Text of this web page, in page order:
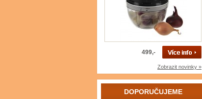
499,-
Zobrazit novinky »
DOPORUČUJEME